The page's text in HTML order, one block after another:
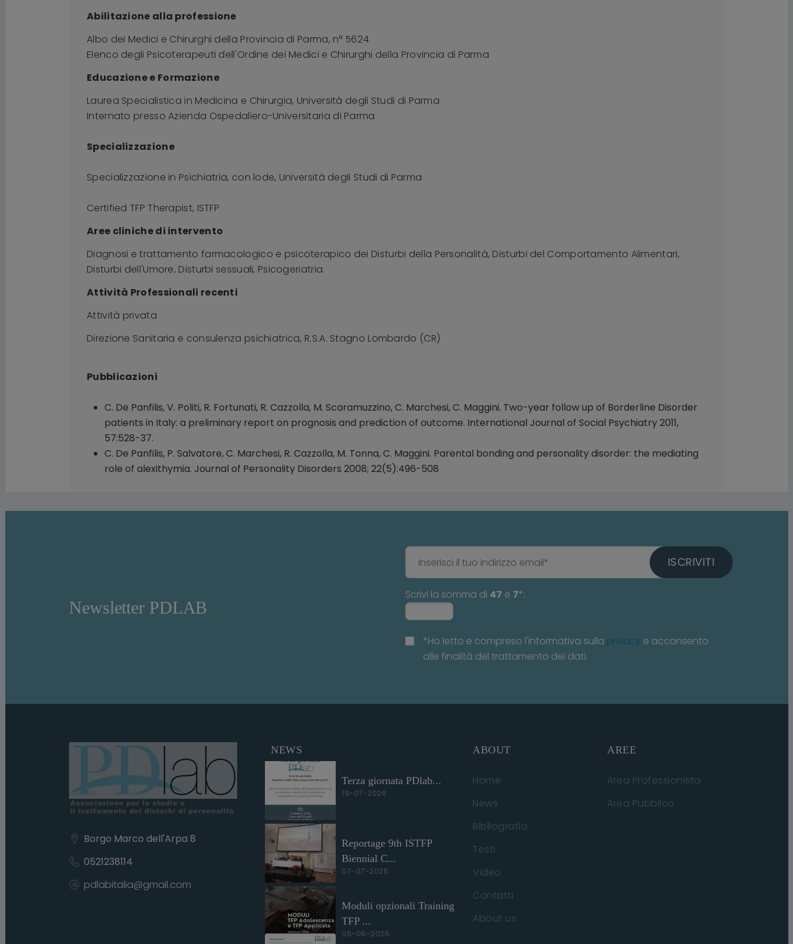
Abilitazione alla professione
Albo dei Medici e Chirurghi della Provincia di Parma, n° 5624.
Elenco degli Psicoterapeuti dell'Ordine dei Medici e Chirurghi della Provincia di Parma
Educazione e Formazione
Laurea Specialistica in Medicina e Chirurgia, Università degli Studi di Parma
Internato presso Azienda Ospedaliero-Universitaria di Parma
Specializzazione
Specializzazione in Psichiatria, con lode, Università degli Studi di Parma
Certified TFP Therapist, ISTFP
Aree cliniche di intervento
Diagnosi e trattamento farmacologico e psicoterapico dei Disturbi della Personalità, Disturbi del Comportamento Alimentari,
Disturbi dell'Umore, Disturbi sessuali, Psicogeriatria.
Attività Professionali recenti
Attività privata
Direzione Sanitaria e consulenza psichiatrica, R.S.A. Stagno Lombardo (CR)
Pubblicazioni
C. De Panfilis, V. Politi, R. Fortunati, R. Cazzolla, M. Scaramuzzino, C. Marchesi, C. Maggini. Two-year follow up of Borderline Disorder
patients in Italy: a preliminary report on prognosis and prediction of outcome. International Journal of Social Psychiatry 2011,
57:528-37.
C. De Panfilis, P. Salvatore, C. Marchesi, R. Cazzolla, M. Tonna, C. Maggini. Parental bonding and personality disorder: the mediating
role of alexithymia. Journal of Personality Disorders 2008; 22(5):496-508
Newsletter PDLAB
Scrivi la somma di 47 e 7*:
*Ho letto e compreso l'informativa sulla privacy e acconsento
alle finalità del trattamento dei dati.
ISCRIVITI
Borgo Marco dell'Arpa 8
0521238114
pdlabitalia@gmail.com
NEWS
Terza giornata PDlab...
19-07-2026
Reportage 9th ISTFP
Biennial C...
07-07-2026
Moduli opzionali Training
TFP ...
06-06-2026
ABOUT
Home
News
Bibliografia
Testi
Video
Contatti
About us
AREE
Area Professionista
Area Pubblico